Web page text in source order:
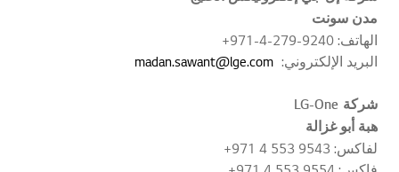
مدن سونت
الهاتف: 9240-279-4-971+
البريد الإلكتروني: madan.sawant@lge.com
شركة LG-One
هبة أبو غزالة
لفاكس: 9543 553 4 971+